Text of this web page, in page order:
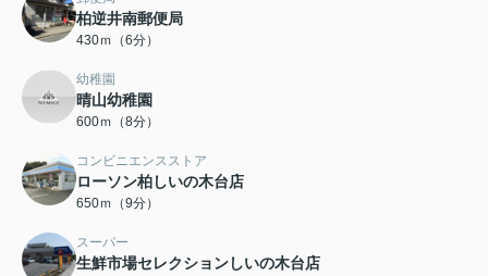
柏逆井南郵便局
430ｍ（6分）
幼稚園
晴山幼稚園
600ｍ（8分）
コンビニエンスストア
ローソン柏しいの木台店
650ｍ（9分）
スーパー
生鮮市場セレクションしいの木台店